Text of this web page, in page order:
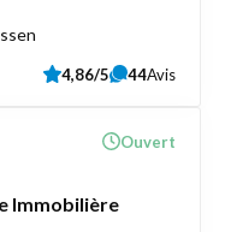
4,86/5 44Avis
Immobilière
Ouvert